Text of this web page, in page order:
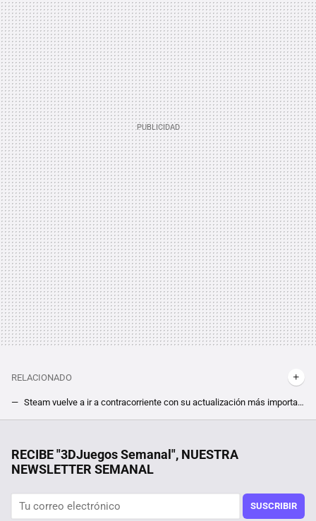
RELACIONADO
Steam vuelve a ir a contracorriente con su actualización más importante en un año. Para Valve, la industria no da la prioridad que se merecen a las demos
RECIBE "3DJuegos Semanal", NUESTRA
NEWSLETTER SEMANAL
SUSCRIBIR